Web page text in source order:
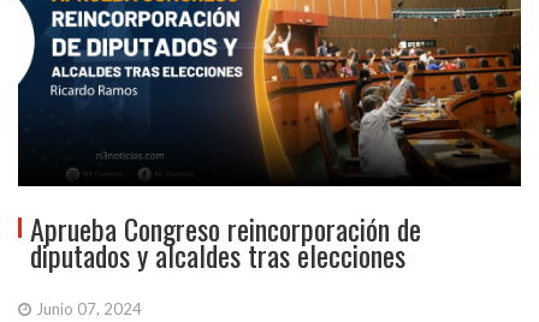
Aprueba Congreso reincorporación de
diputados y alcaldes tras elecciones
Junio 07, 2024